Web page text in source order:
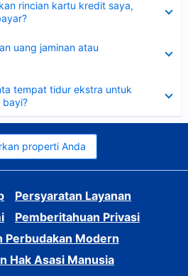
rincian kartu kredit saya,
uang jaminan atau
tempat tidur ekstra untuk
bayi?
properti Anda
Persyaratan Layanan
Pemberitahuan Privasi
Perbudakan Modern
Hak Asasi Manusia